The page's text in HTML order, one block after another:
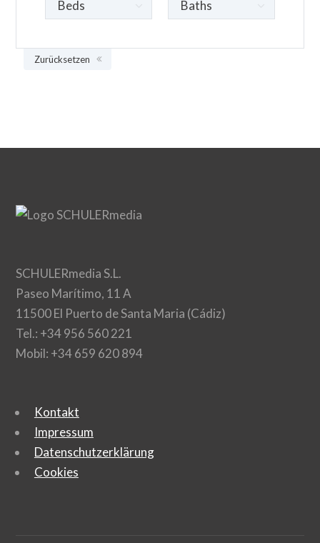
Zurücksetzen
SCHULERmedia S.L.
Paseo Marítimo, 11 A
11500 El Puerto de Santa Maria (Cádiz)
Tel.: +34 956 560 221
Mobil: +34 659 620 894
Kontakt
Impressum
Datenschutzerklärung
Cookies